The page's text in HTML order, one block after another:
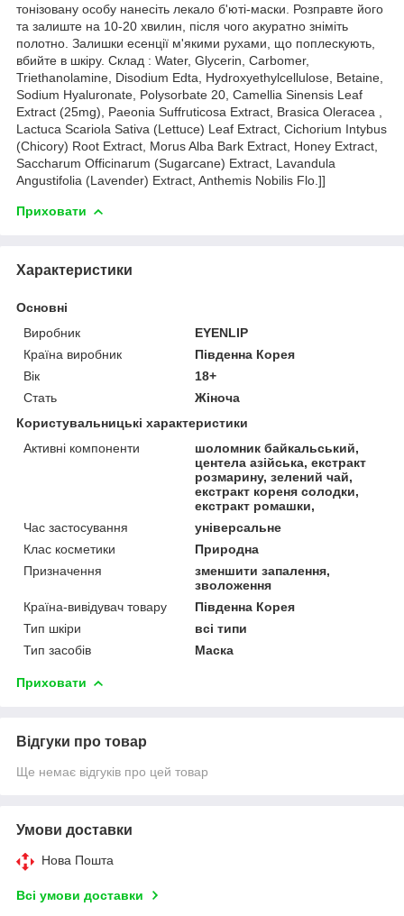
тонізовану особу нанесіть лекало б'юті-маски. Розправте його
та залиште на 10-20 хвилин, після чого акуратно зніміть
полотно. Залишки есенції м'якими рухами, що поплескують,
вбийте в шкіру. Склад : Water, Glycerin, Carbomer,
Triethanolamine, Disodium Edta, Hydroxyethylcellulose, Betaine,
Sodium Hyaluronate, Polysorbate 20, Camellia Sinensis Leaf
Extract (25mg), Paeonia Suffruticosa Extract, Brasica Oleracea ,
Lactuca Scariola Sativa (Lettuce) Leaf Extract, Cichorium Intybus
(Chicory) Root Extract, Morus Alba Bark Extract, Honey Extract,
Saccharum Officinarum (Sugarcane) Extract, Lavandula
Angustifolia (Lavender) Extract, Anthemis Nobilis Flo.]]
Приховати
Характеристики
Основні
Виробник
EYENLIP
Країна виробник
Південна Корея
Вік
18+
Стать
Жіноча
Користувальницькі характеристики
Активні компоненти
шоломник байкальський,
центела азійська, екстракт
розмарину, зелений чай,
екстракт кореня солодки,
екстракт ромашки,
Час застосування
універсальне
Клас косметики
Природна
Призначення
зменшити запалення,
зволоження
Країна-вивідувач товару
Південна Корея
Тип шкіри
всі типи
Тип засобів
Маска
Приховати
Відгуки про товар
Ще немає відгуків про цей товар
Умови доставки
Нова Пошта
Всі умови доставки